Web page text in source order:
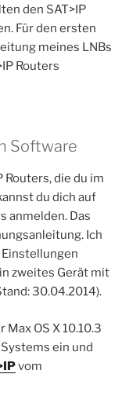
den SAT>IP
Für den ersten
meines LNBs
Routers
Software
Routers, die du im
du dich auf
anmelden. Das
Ich
zweites Gerät mit
30.04.2014).
OS X 10.10.3
ein und
vom